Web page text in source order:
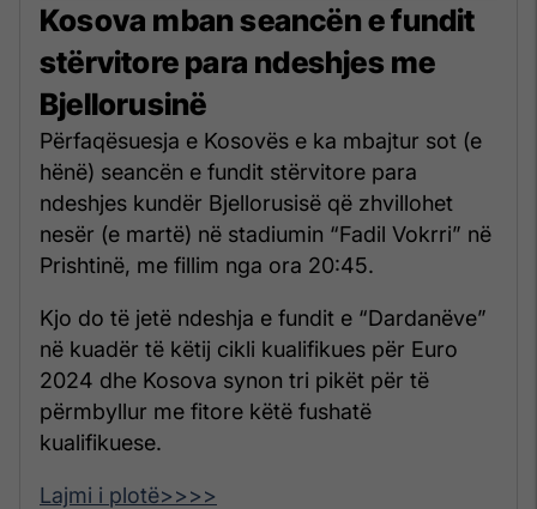
Kosova mban seancën e fundit
stërvitore para ndeshjes me
Bjellorusinë
Përfaqësuesja e Kosovës e ka mbajtur sot (e
hënë) seancën e fundit stërvitore para
ndeshjes kundër Bjellorusisë që zhvillohet
nesër (e martë) në stadiumin “Fadil Vokrri” në
Prishtinë, me fillim nga ora 20:45.
Kjo do të jetë ndeshja e fundit e “Dardanëve”
në kuadër të këtij cikli kualifikues për Euro
2024 dhe Kosova synon tri pikët për të
përmbyllur me fitore këtë fushatë
kualifikuese.
Lajmi i plotë>>>>